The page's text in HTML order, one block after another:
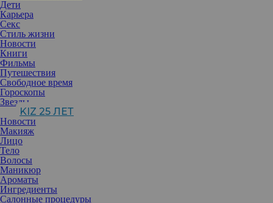
Дети
Карьера
Секс
Стиль жизни
Новости
Книги
Фильмы
Путешествия
Свободное время
Гороскопы
Звезды
KIZ 25 ЛЕТ
Новости
Макияж
Лицо
Тело
Волосы
Маникюр
Ароматы
Ингредиенты
Салонные процедуры
Многие боятся делать такое окрашивание, потому что считают
его вредным, нестойким и устаревшим. Мы попросили
технолога опровергнуть эту информацию с помощью
исследований и практического опыта.
Миф №1. Аммиак вредит здоровью
У компонента несправедливо плохая репутация, в том числе из-
за сильного запаха. На самом деле химическое вещество,
заменяющее его, может быть более вредным для волос, даже
несмотря на то, что оно не пахнет. Это было научно доказано в
ходе испытаний, и эти исследования были подтверждены
Институтом трихологии.
Основной ингредиент, вызывающий аллергическую реакцию на
краску, – парафенилендиамин (pPD)/пара-тоуолдиамин (pTD).